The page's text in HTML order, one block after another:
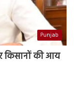
Punjab
किसानों की आय